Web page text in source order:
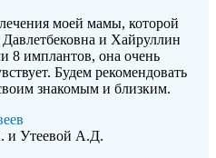
моей мамы, которой
и Хайруллин
8 имплантов, она очень
Будем рекомендовать
знакомым и близким.
и Утеевой А.Д.